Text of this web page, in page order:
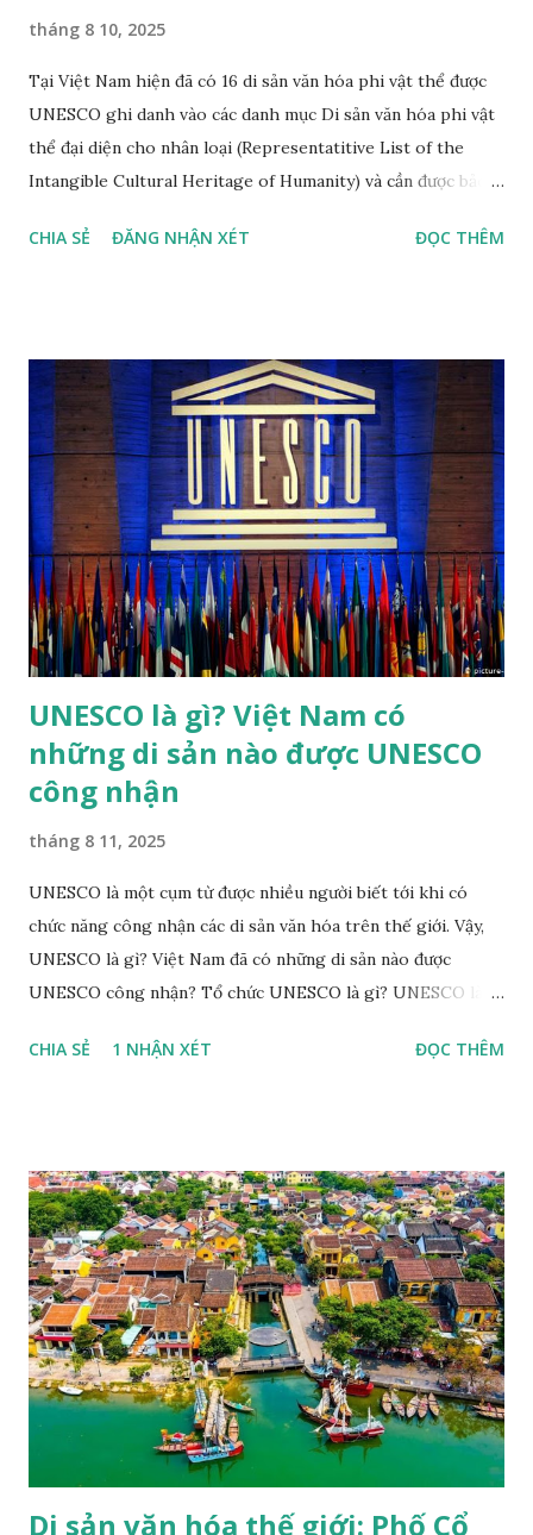
tháng 8 10, 2025
Tại Việt Nam hiện đã có 16 di sản văn hóa phi vật thể được
UNESCO ghi danh vào các danh mục Di sản văn hóa phi vật
thể đại diện cho nhân loại (Representatitive List of the
Intangible Cultural Heritage of Humanity) và cần được bảo
Urgent Safeguarding) theo thứ tự năm công nhận mới nhất
đại diện của nhân loại. Nhã nhạc cung đình Huế là thể loại
nhạc của cung đình thời phong kiến, được biểu diễn vào các
dịp lễ hội (vua đăng quang, băng hà, các lễ hội tôn nghiêm
khác) trong năm của các triều đại nhà Nguyễn của Việt Nam.
Nhã nhạc cung đình Huế đã được UNESCO công nhận là
Kiệt tác truyền khẩu và phi vật thể nhân loại vào năm 2003.
Theo đánh giá của UNESCO, "trong các thể loại nhạc cổ
truyền ở Việt Nam, chỉ có Nhã nhạc đạt tới tầm vóc quốc
gia". ...
CHIA SẺ ĐĂNG NHẬN XÉT ĐỌC THÊM
UNESCO là gì? Việt Nam có
những di sản nào được UNESCO
công nhận
tháng 8 11, 2025
UNESCO là một cụm từ được nhiều người biết tới khi có
chức năng công nhận các di sản văn hóa trên thế giới. Vậy,
UNESCO là gì? Việt Nam đã có những di sản nào được
UNESCO công nhận? Tổ chức UNESCO là gì? UNESCO là
Liên hợp quốc (United Nations Educational Scientific and
gia về giáo dục, khoa học và văn hoá để đảm bảo sự tôn
trọng công lý, luật pháp, nhân quyền và tự do cơ bản cho tất
cả mọi người không phân biệt chủng tộc, nam nữ, ngôn ngữ,
tôn giáo" (trích Công ước thành lập UNESCO). UNESCO
hiện đã có mặt trên 191 quốc gia thành viên và trụ sở chính
đặt tại Pháp, với hơn 50 văn phòng và các trung tâm trực
thuộc đặt khắp nơi trên thế giới, một trong các dự án của
UNESCO là duy trì danh sách các di sản thế giới. Một trong
những hoạt động nổi bật của UNESCO...
CHIA SẺ 1 NHẬN XÉT ĐỌC THÊM
Di sản văn hóa thế giới: Phố Cổ